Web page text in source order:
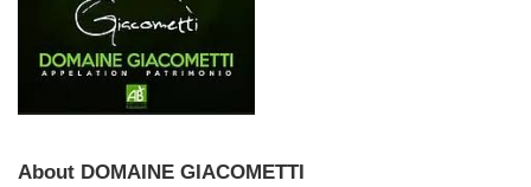
About DOMAINE GIACOMETTI